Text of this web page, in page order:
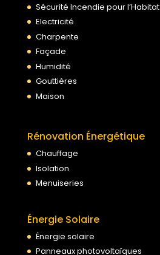
Sécurité Incendie pour l’Habitat
Electricité
Charpente
Façade
Humidité
Gouttières
Maison
Rénovation Énergétique
Chauffage
Isolation
Menuiseries
Énergie Solaire
Énergie solaire
Panneaux photovoltaïques